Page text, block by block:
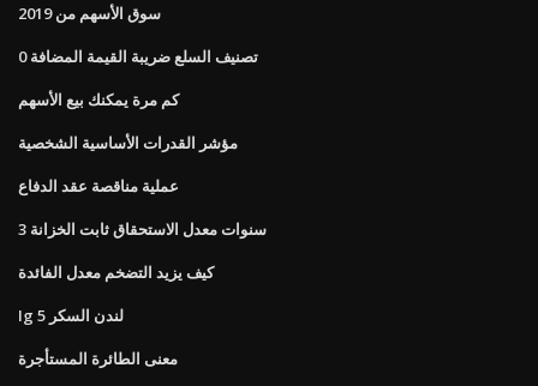
سوق الأسهم من 2019
0 تصنيف السلع ضريبة القيمة المضافة
كم مرة يمكنك بيع الأسهم
مؤشر القدرات الأساسية الشخصية
عملية مناقصة عقد الدفاع
3 سنوات معدل الاستحقاق ثابت الخزانة
كيف يزيد التضخم معدل الفائدة
Ig لندن السكر 5
معنى الطائرة المستأجرة